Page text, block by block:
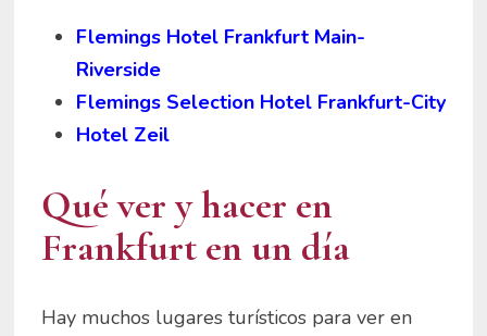
Flemings Hotel Frankfurt Main-
Riverside
Flemings Selection Hotel Frankfurt-City
Hotel Zeil
Qué ver y hacer en
Frankfurt en un día
Hay muchos lugares turísticos para ver en